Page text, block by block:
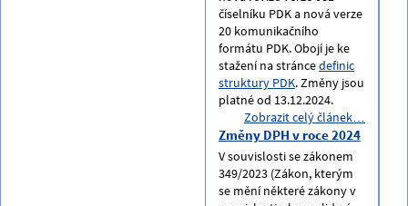
číselníku PDK a nová verze
20 komunikačního
formátu PDK. Obojí je ke
stažení na stráncedefinic
struktury PDK. Změny jsou
platné od 13.12.2024.
Zobrazit celý článek…
Změny DPH v roce 2024
V souvislosti se zákonem
349/2023 (Zákon, kterým
se mění některé zákony v